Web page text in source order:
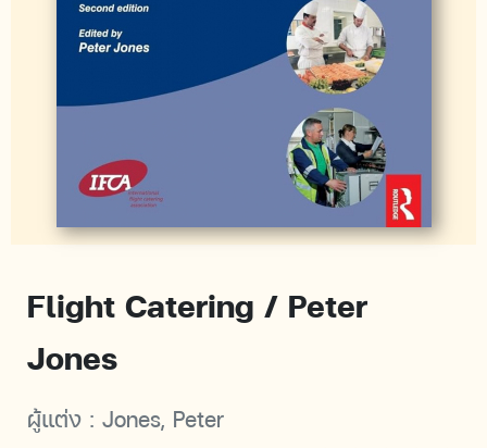
Flight Catering / Peter
Jones
ผู้แต่ง : Jones, Peter